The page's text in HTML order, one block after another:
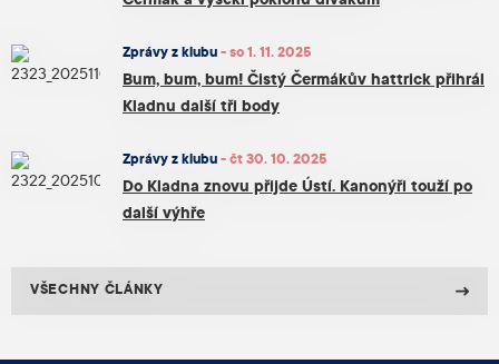
Zprávy z klubu - so 1. 11. 2025
Bum, bum, bum! Čistý Čermákův hattrick přihrál
Kladnu další tři body
Zprávy z klubu - čt 30. 10. 2025
Do Kladna znovu přijde Ústí. Kanonýři touží po
další výhře
VŠECHNY ČLÁNKY